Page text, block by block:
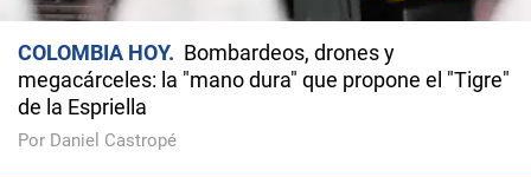
COLOMBIA HOY
Bombardeos, drones y
megacárceles: la "mano dura" que propone el "Tigre"
de la Espriella
Por Daniel Castropé